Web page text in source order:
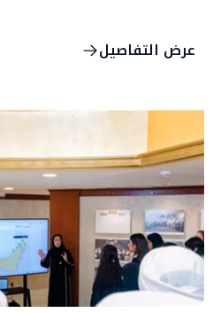
عرض التفاصيل